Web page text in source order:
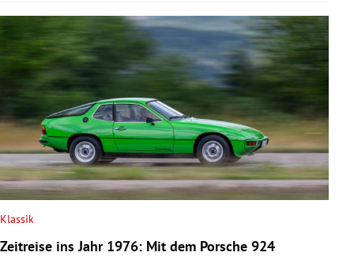
Klassik
Zeitreise ins Jahr 1976: Mit dem Porsche 924